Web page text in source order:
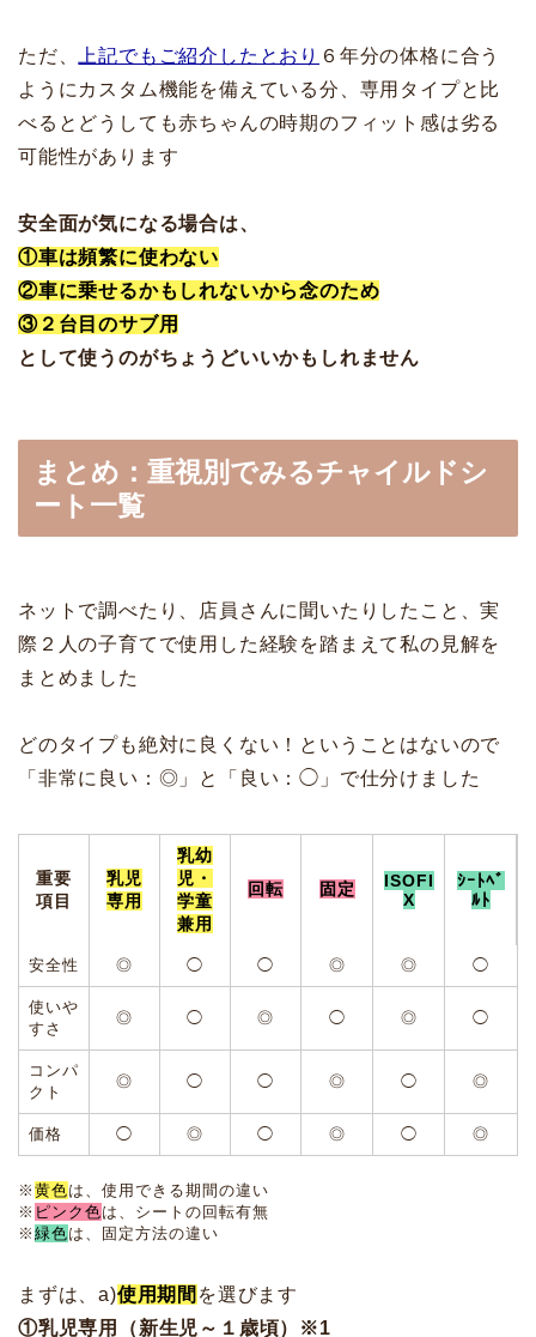
ただ、 上記でもご紹介したとおり ６年分の体格に合う
ようにカスタム機能を備えている分、専用タイプと比
べるとどうしても赤ちゃんの時期のフィット感は劣る
可能性があります
安全面が気になる場合は、
①車は頻繁に使わない
②車に乗せるかもしれないから念のため
③２台目のサブ用
として使うのがちょうどいいかもしれません
まとめ：重視別でみるチャイルドシ
ート一覧
ネットで調べたり、店員さんに聞いたりしたこと、実
際２人の子育てで使用した経験を踏まえて私の見解を
まとめました
どのタイプも絶対に良くない！ということはないので
「非常に良い：◎」と「良い：◯」で仕分けました
重要
項目
乳児
専用
乳幼
児・
学童
兼用
回転 固定
ISOFI
X
ｼｰﾄﾍﾞ
ﾙﾄ
安全性 ◎ ◯ ◯ ◎ ◎ ◯
使いや
すさ
◎ ◯ ◎ ◯ ◎ ◯
コンパ
クト
◎ ◯ ◯ ◎ ◯ ◎
価格 ◯ ◎ ◯ ◎ ◯ ◎
※ 黄色は、使用できる期間の違い
※ ピンク色は、シートの回転有無
※ 緑色は、固定方法の違い
まずは、a)使用期間 を選びます
①乳児専用（新生児～１歳頃）※1